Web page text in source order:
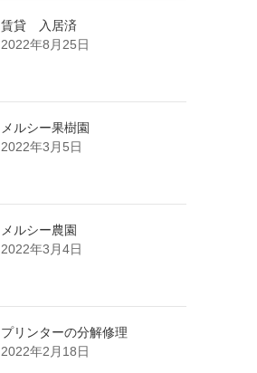
賃貸 入居済
2022年8月25日
メルシー果樹園
2022年3月5日
メルシー農園
2022年3月4日
プリンターの分解修理
2022年2月18日